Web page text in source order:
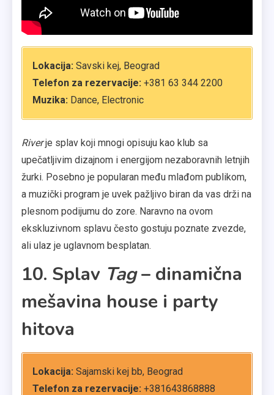
Lokacija: Savski kej, Beograd
Telefon za rezervacije: +381 63 344 2200
Muzika: Dance, Electronic
Riverje splav koji mnogi opisuju kao klub sa
upečatljivim dizajnom i energijom nezaboravnih letnjih
žurki. Posebno je popularan među mlađom publikom,
a muzički program je uvek pažljivo biran da vas drži na
plesnom podijumu do zore. Naravno na ovom
ekskluzivnom splavu često gostuju poznate zvezde,
ali ulaz je uglavnom besplatan.
10. Splav Tag– dinamična
mešavina house i party
hitova
Lokacija: Sajamski kej bb, Beograd
Telefon za rezervacije: +381643868888